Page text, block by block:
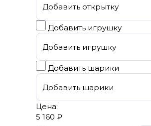
Добавить игрушку
Добавить шарики
Цена:
5 160 ₽